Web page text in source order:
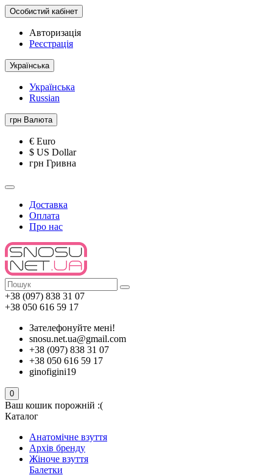
Особистий кабінет
Авторизація
Реєстрація
Українська
Українська
Russian
грн Валюта
€ Euro
$ US Dollar
грн Гривна
Доставка
Оплата
Про нас
+38 (097) 838 31 07
+38 050 616 59 17
Зателефонуйте мені!
snosu.net.ua@gmail.com
+38 (097) 838 31 07
+38 050 616 59 17
ginofigini19
0
Ваш кошик порожній :(
Каталог
Анатомічне взуття
Архів бренду
Жіноче взуття
Балетки